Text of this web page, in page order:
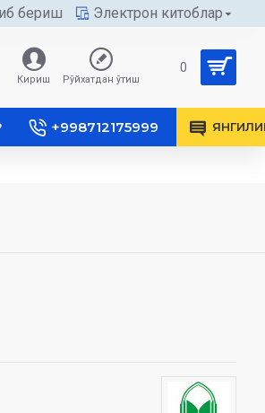
бериш Электрон китоблар
Кириш Рўйхатдан ўтиш
0
+998712175999